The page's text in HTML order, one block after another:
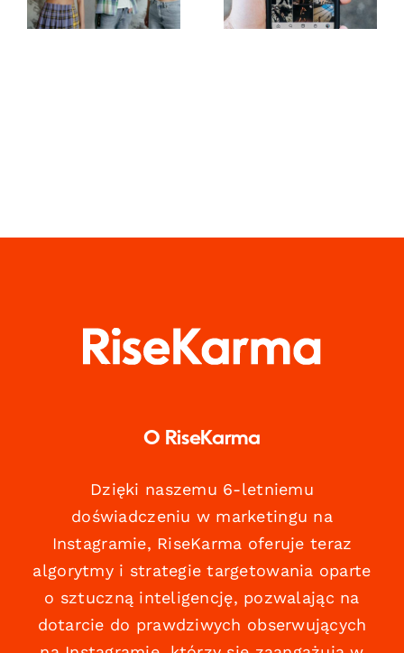
kreatywnych
postów na
różnych
O RiseKarma
Dzięki naszemu 6-letniemu
doświadczeniu w marketingu na
Instagramie, RiseKarma oferuje teraz
algorytmy i strategie targetowania oparte
o sztuczną inteligencję, pozwalając na
dotarcie do prawdziwych obserwujących